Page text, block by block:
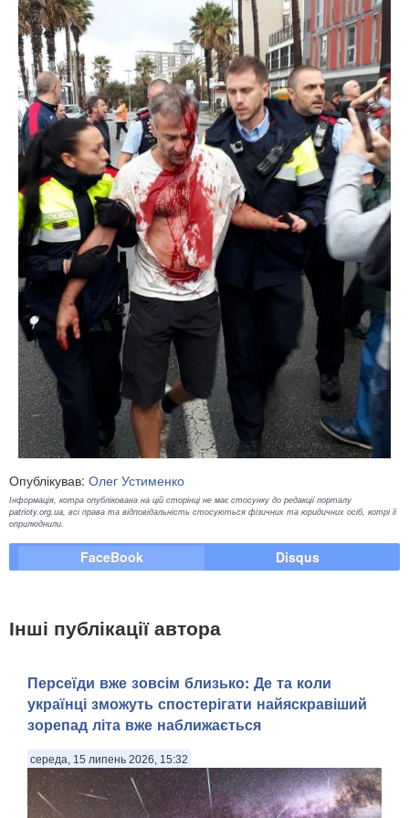
Опублікував: Олег Устименко
Інформація, котра опублікована на цій сторінці не має стосунку до редакції порталу
patrioty.org.ua, всі права та відповідальність стосуються фізичних та юридичних осіб, котрі її
оприлюднили.
FaceBook Disqus
Інші публікації автора
Персеїди вже зовсім близько: Де та коли
українці зможуть спостерігати найяскравіший
зорепад літа вже наближається
середа, 15 липень 2026, 15:32